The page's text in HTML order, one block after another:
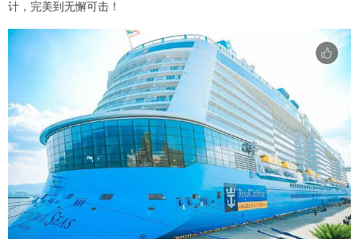
计，完美到无懈可击！